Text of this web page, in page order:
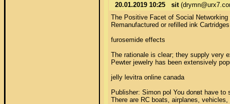
20.01.2019 10:25 sit
The Positive Facet of Social Networking
Remanufactured or refilled ink
furosemide effects
The rationale is clear; they supply very
Pewter jewelry has been extensively
jelly levitra online canada
Publisher: Simon pol You donвt have to
There are RC boats, airplanes, vehicles,